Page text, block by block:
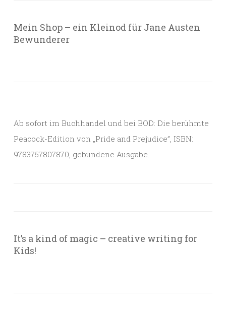
Mein Shop – ein Kleinod für Jane Austen
Bewunderer
Ab sofort im Buchhandel und bei BOD: Die berühmte
Peacock-Edition von „Pride and Prejudice”, ISBN:
9783757807870, gebundene Ausgabe.
It’s a kind of magic – creative writing for
Kids!